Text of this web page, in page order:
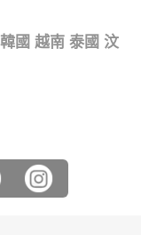
國 越南 泰國 汶